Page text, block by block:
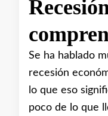
Se ha hablado
recesión
lo que eso
poco de lo que